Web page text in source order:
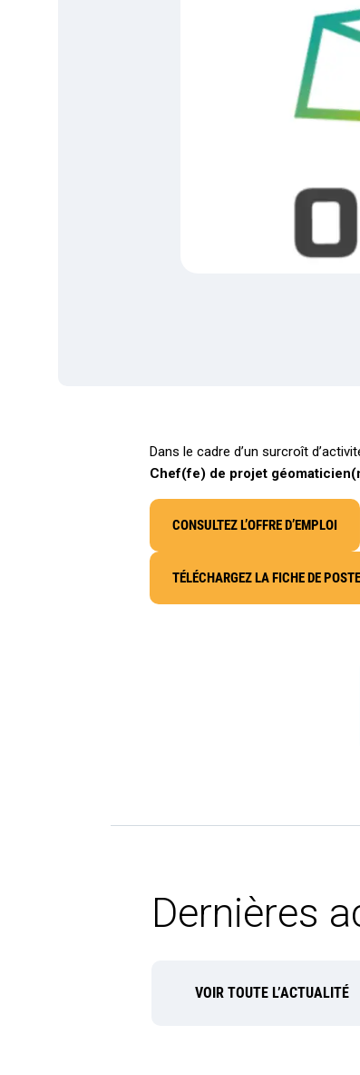
Dans le cadre d’un surcroît
Chef(fe) de projet
CONSULTEZ L’OFFRE D’EMPLOI
TÉLÉCHARGEZ LA FICHE DE POSTE
Dernières
VOIR TOUTE L’ACTUALITÉ